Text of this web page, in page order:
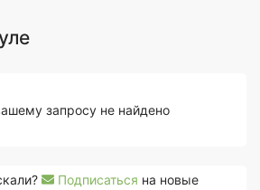
запросу не найдено
Подписаться на новые